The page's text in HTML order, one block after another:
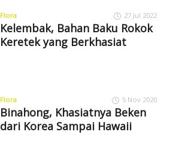
Flora 27 Jul 2022
Kelembak, Bahan Baku Rokok
Keretek yang Berkhasiat
Flora 5 Nov 2020
Binahong, Khasiatnya Beken
dari Korea Sampai Hawaii